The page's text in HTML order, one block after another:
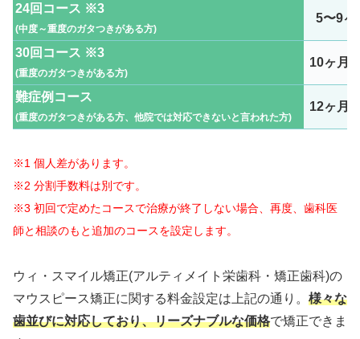
24回コース ※3
(中度～重度のガタつきがある方)
5〜9ヶ
30回コース ※3
(重度のガタつきがある方)
10ヶ月
難症例コース
(重度のガタつきがある方、他院では対応できないと言われた方)
12ヶ月
※1 個人差があります。
※2 分割手数料は別です。
※3 初回で定めたコースで治療が終了しない場合、再度、歯科医
師と相談のもと追加のコースを設定します。
ウィ・スマイル矯正(アルティメイト栄歯科・矯正歯科)の
マウスピース矯正に関する料金設定は上記の通り。 様々な
歯並びに対応しており、リーズナブルな価格で矯正できま